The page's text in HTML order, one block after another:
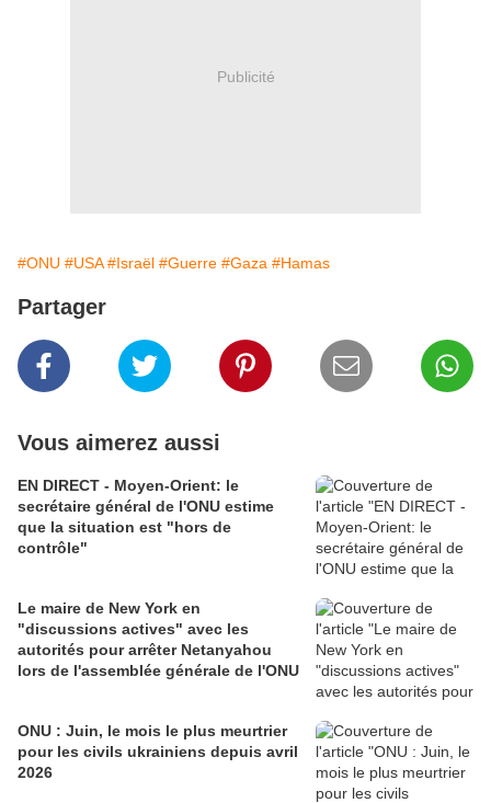
Publicité
#ONU #USA #Israël #Guerre #Gaza #Hamas
Partager
Vous aimerez aussi
EN DIRECT - Moyen-Orient: le
secrétaire général de l'ONU estime
que la situation est "hors de
contrôle"
Le maire de New York en
"discussions actives" avec les
autorités pour arrêter Netanyahou
lors de l'assemblée générale de l'ONU
ONU : Juin, le mois le plus meurtrier
pour les civils ukrainiens depuis avril
2026